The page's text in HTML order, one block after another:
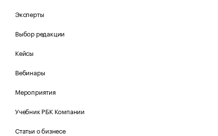
Эксперты
Выбор редакции
Кейсы
Вебинары
Мероприятия
Учебник РБК Компании
Статьи о бизнесе